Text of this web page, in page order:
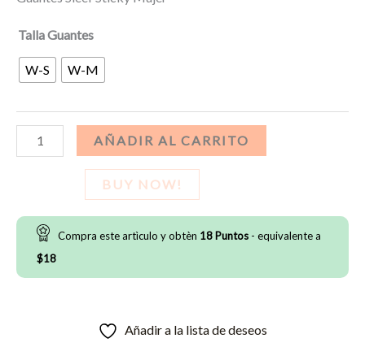
Talla Guantes
W-S W-M
Guantes
Sleef
-
cantidad
AÑADIR AL CARRITO
BUY NOW!
Compra este artìculo y obtèn 18 Puntos - equivalente a
$18
Añadir a la lista de deseos